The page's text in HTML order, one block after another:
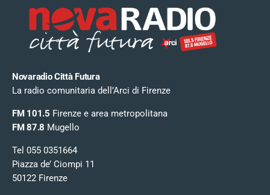
Novaradio Città Futura
La radio comunitaria dell’Arci di Firenze
FM 101.5 Firenze e area metropolitana
FM 87.8 Mugello
Tel 055 0351664
Piazza de’ Ciompi 11
50122 Firenze